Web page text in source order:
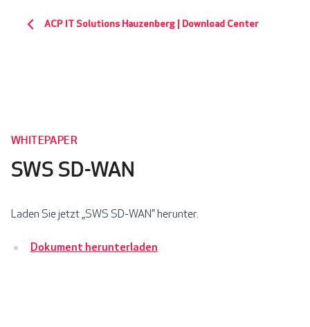
ACP IT Solutions Hauzenberg | Download Center
WHITEPAPER
SWS SD-WAN
Laden Sie jetzt „SWS SD-WAN” herunter.
Dokument herunterladen